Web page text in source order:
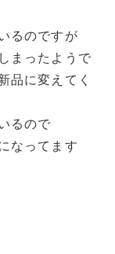
るのですが
まったようで
品に変えてく
るので
なってます